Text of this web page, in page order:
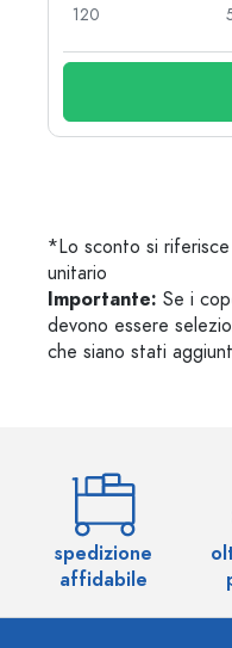
120
*Lo sconto si
unitario
Importante: Se i
devono essere
che siano stati
spedizione
affidabile